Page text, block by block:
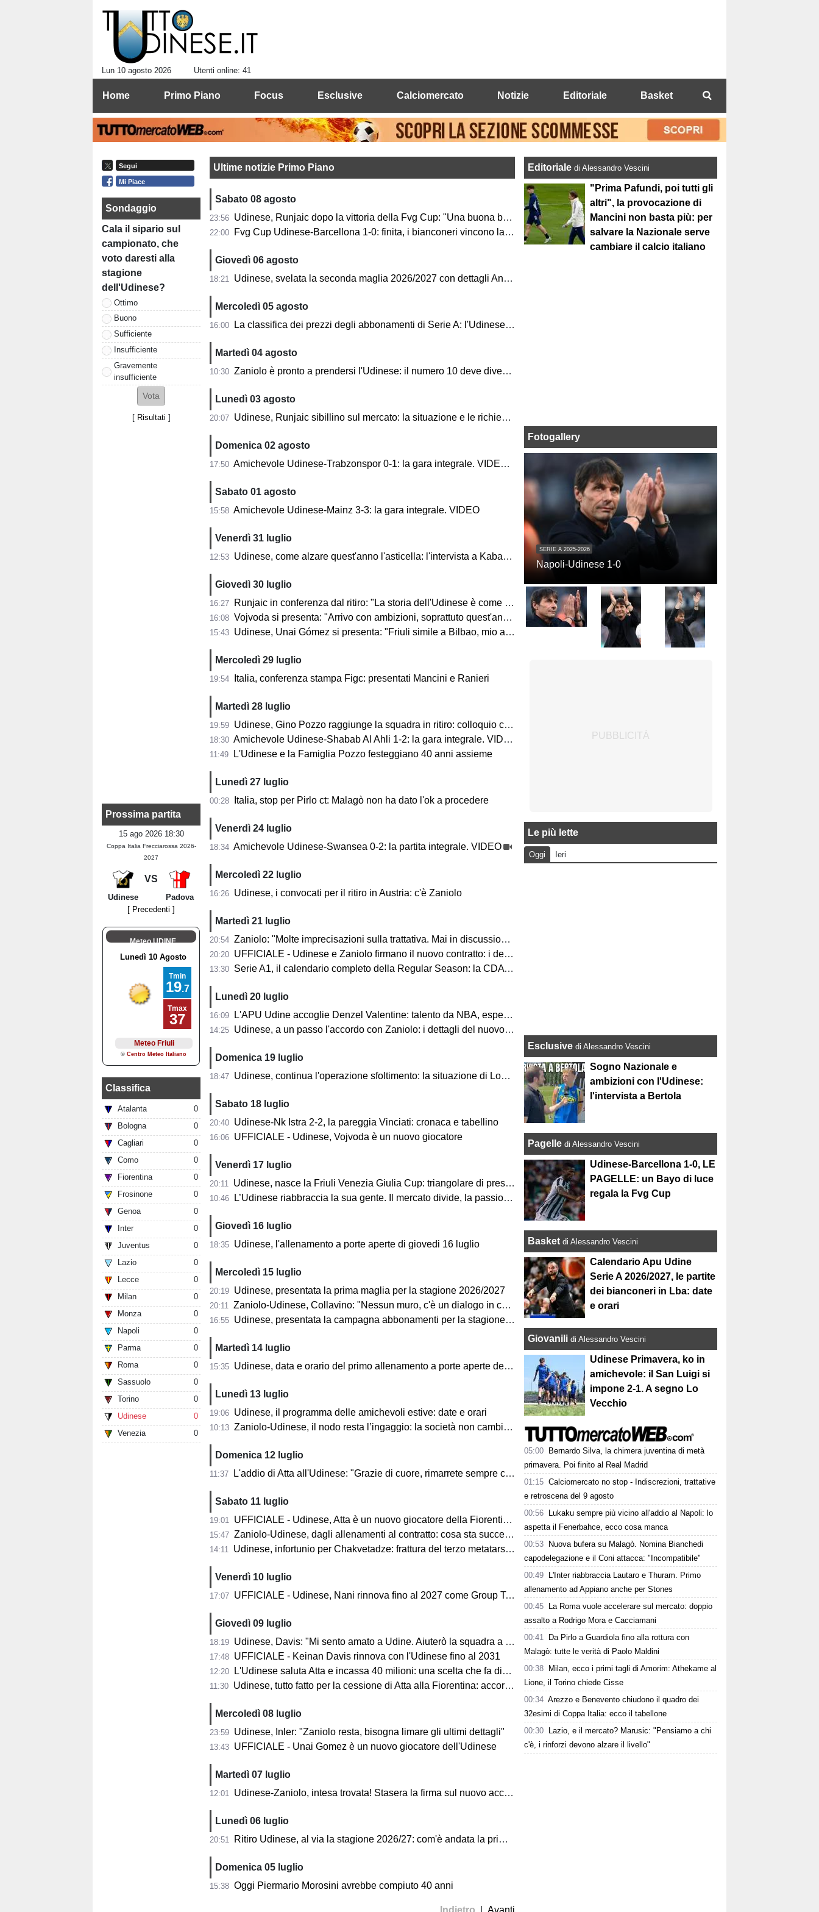
Lun 10 agosto 2026 Utenti online: 41
Home Primo Piano Focus Esclusive Calciomercato Notizie Editoriale Basket
Segui
Mi Piace
Sondaggio
Cala il sipario sul
campionato, che
voto daresti alla
stagione
dell'Udinese?
Ottimo
Buono
Sufficiente
Insufficiente
Gravemente
insufficiente
[ Risultati ]
Prossima partita
15 ago 2026 18:30
Coppa Italia Frecciarossa 2026-
2027
VS
Udinese
Padova
[ Precedenti ]
Meteo UDINE
Classifica
Atalanta
0
Bologna
0
Cagliari
0
Como
0
Fiorentina
0
Frosinone
0
Genoa
0
Inter
0
Juventus
0
Lazio
0
Lecce
0
Milan
0
Monza
0
Napoli
0
Parma
0
Roma
0
Sassuolo
0
Torino
0
Udinese
0
Venezia
0
Ultime notizie Primo Piano
Sabato 08 agosto
23:56 Udinese, Runjaic dopo la vittoria della Fvg Cup: "Una buona base su cui costruire"
22:00 Fvg Cup Udinese-Barcellona 1-0: finita, i bianconeri vincono la prima edizione
Giovedì 06 agosto
18:21 Udinese, svelata la seconda maglia 2026/2027 con dettagli Anni '90. FOTO
Mercoledì 05 agosto
16:00 La classifica dei prezzi degli abbonamenti di Serie A: l'Udinese vanta un primato
Martedì 04 agosto
10:30 Zaniolo è pronto a prendersi l'Udinese: il numero 10 deve diventare anche leader e trascinatore
Lunedì 03 agosto
20:07 Udinese, Runjaic sibillino sul mercato: la situazione e le richieste dell'allenatore
Domenica 02 agosto
17:50 Amichevole Udinese-Trabzonspor 0-1: la gara integrale. VIDEO
Sabato 01 agosto
15:58 Amichevole Udinese-Mainz 3-3: la gara integrale. VIDEO
Venerdì 31 luglio
12:53 Udinese, come alzare quest'anno l'asticella: l'intervista a Kabasele
Giovedì 30 luglio
16:27 Runjaic in conferenza dal ritiro: "La storia dell'Udinese è come il mito di Sisifo"
16:08 Vojvoda si presenta: "Arrivo con ambizioni, soprattuto quest'anno che l'Udinese festeggia il 130° anniversario"
15:43 Udinese, Unai Gómez si presenta: "Friuli simile a Bilbao, mio ambientamento sarà più semplice"
Mercoledì 29 luglio
19:54 Italia, conferenza stampa Figc: presentati Mancini e Ranieri
Martedì 28 luglio
19:59 Udinese, Gino Pozzo raggiunge la squadra in ritiro: colloquio con Runjaic e Inler
18:30 Amichevole Udinese-Shabab Al Ahli 1-2: la gara integrale. VIDEO
11:49 L'Udinese e la Famiglia Pozzo festeggiano 40 anni assieme
Lunedì 27 luglio
00:28 Italia, stop per Pirlo ct: Malagò non ha dato l'ok a procedere
Venerdì 24 luglio
18:34 Amichevole Udinese-Swansea 0-2: la partita integrale. VIDEO
Mercoledì 22 luglio
16:26 Udinese, i convocati per il ritiro in Austria: c'è Zaniolo
Martedì 21 luglio
20:54 Zaniolo: "Molte imprecisazioni sulla trattativa. Mai in discussione il rispetto per l'Udinese"
20:20 UFFICIALE - Udinese e Zaniolo firmano il nuovo contratto: i dettagli
13:30 Serie A1, il calendario completo della Regular Season: la CDA Talmassons FVG esordisce a Brescia
Lunedì 20 luglio
16:09 L'APU Udine accoglie Denzel Valentine: talento da NBA, esperienza e leadership per la Serie A
14:25 Udinese, a un passo l'accordo con Zaniolo: i dettagli del nuovo contratto
Domenica 19 luglio
18:47 Udinese, continua l'operazione sfoltimento: la situazione di Lovric, Buta e Rui Modesto
Sabato 18 luglio
20:40 Udinese-Nk Istra 2-2, la pareggia Vinciati: cronaca e tabellino
16:06 UFFICIALE - Udinese, Vojvoda è un nuovo giocatore
Venerdì 17 luglio
20:11 Udinese, nasce la Friuli Venezia Giulia Cup: triangolare di prestigio con Barcellona e Nottingham Forest
10:46 L’Udinese riabbraccia la sua gente. Il mercato divide, la passione no
Giovedì 16 luglio
18:35 Udinese, l'allenamento a porte aperte di giovedi 16 luglio
Mercoledì 15 luglio
20:19 Udinese, presentata la prima maglia per la stagione 2026/2027
20:11 Zaniolo-Udinese, Collavino: "Nessun muro, c'è un dialogo in corso"
16:55 Udinese, presentata la campagna abbonamenti per la stagione 2026/2027: tutte le informazioni
Martedì 14 luglio
15:35 Udinese, data e orario del primo allenamento a porte aperte della stagione
Lunedì 13 luglio
19:06 Udinese, il programma delle amichevoli estive: date e orari
10:13 Zaniolo-Udinese, il nodo resta l’ingaggio: la società non cambia linea, trattativa ancora aperta
Domenica 12 luglio
11:37 L'addio di Atta all'Udinese: "Grazie di cuore, rimarrete sempre con me"
Sabato 11 luglio
19:01 UFFICIALE - Udinese, Atta è un nuovo giocatore della Fiorentina
15:47 Zaniolo-Udinese, dagli allenamenti al contratto: cosa sta succedendo
14:11 Udinese, infortunio per Chakvetadze: frattura del terzo metatarso del piede
Venerdì 10 luglio
17:07 UFFICIALE - Udinese, Nani rinnova fino al 2027 come Group Technical Director
Giovedì 09 luglio
18:19 Udinese, Davis: "Mi sento amato a Udine. Aiuterò la squadra a crescere sempre di più"
17:48 UFFICIALE - Keinan Davis rinnova con l'Udinese fino al 2031
12:20 L'Udinese saluta Atta e incassa 40 milioni: una scelta che fa discutere
11:30 Udinese, tutto fatto per la cessione di Atta alla Fiorentina: accordo totale tra le parti
Mercoledì 08 luglio
23:59 Udinese, Inler: "Zaniolo resta, bisogna limare gli ultimi dettagli"
13:43 UFFICIALE - Unai Gomez è un nuovo giocatore dell'Udinese
Martedì 07 luglio
12:01 Udinese-Zaniolo, intesa trovata! Stasera la firma sul nuovo accordo
Lunedì 06 luglio
20:51 Ritiro Udinese, al via la stagione 2026/27: com'è andata la prima giornata
Domenica 05 luglio
15:38 Oggi Piermario Morosini avrebbe compiuto 40 anni
Indietro Avanti
Editorialedi Alessandro Vescini
"Prima Pafundi, poi tutti gli
altri", la provocazione di
Mancini non basta più: per
salvare la Nazionale serve
cambiare il calcio italiano
Fotogallery
SERIE A 2025-2026
Napoli-Udinese 1-0
Le più lette
Oggi Ieri
Esclusive di Alessandro Vescini
Sogno Nazionale e
ambizioni con l'Udinese:
l'intervista a Bertola
Pagelle di Alessandro Vescini
Udinese-Barcellona 1-0, LE
PAGELLE: un Bayo di luce
regala la Fvg Cup
Basket di Alessandro Vescini
Calendario Apu Udine
Serie A 2026/2027, le partite
dei bianconeri in Lba: date
e orari
Giovanili di Alessandro Vescini
Udinese Primavera, ko in
amichevole: il San Luigi si
impone 2-1. A segno Lo
Vecchio
05:00
Bernardo Silva, la chimera juventina di metà
primavera. Poi finito al Real Madrid
01:15 Calciomercato no stop - Indiscrezioni, trattative
e retroscena del 9 agosto
00:56
Lukaku sempre più vicino all'addio al Napoli: lo
aspetta il Fenerbahce, ecco cosa manca
00:53
Nuova bufera su Malagò. Nomina Bianchedi
capodelegazione e il Coni attacca: "Incompatibile"
00:49
L'Inter riabbraccia Lautaro e Thuram. Primo
allenamento ad Appiano anche per Stones
00:45
La Roma vuole accelerare sul mercato: doppio
assalto a Rodrigo Mora e Cacciamani
00:41
Da Pirlo a Guardiola fino alla rottura con
Malagò: tutte le verità di Paolo Maldini
00:38
Milan, ecco i primi tagli di Amorim: Athekame al
Lione, il Torino chiede Cisse
00:34 Arezzo e Benevento chiudono il quadro dei
32esimi di Coppa Italia: ecco il tabellone
00:30
Lazio, e il mercato? Marusic: "Pensiamo a chi
c'è, i rinforzi devono alzare il livello"